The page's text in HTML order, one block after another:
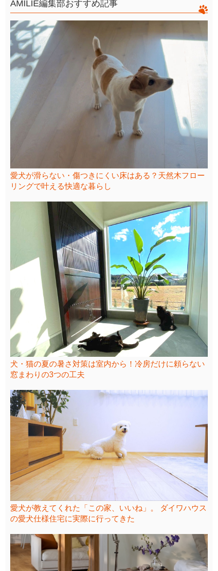
AMILIE編集部おすすめ記事
愛犬が滑らない・傷つきにくい床はある？天然木フロー
リングで叶える快適な暮らし
犬・猫の夏の暑さ対策は室内から！冷房だけに頼らない
窓まわりの3つの工夫
愛犬が教えてくれた「この家、いいね」。 ダイワハウス
の愛犬仕様住宅に実際に行ってきた